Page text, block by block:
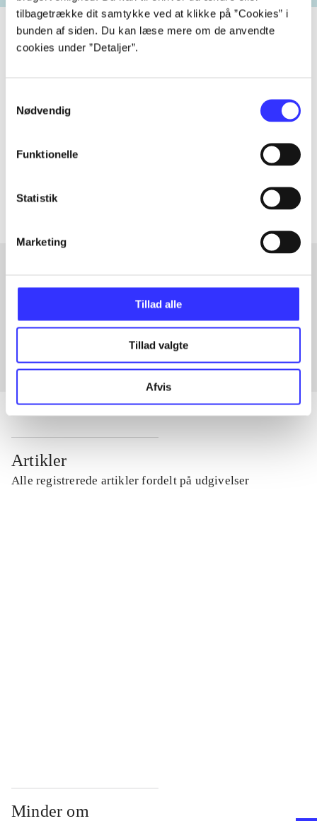
tilbagetrække dit samtykke ved at klikke på ”Cookies” i
bunden af siden. Du kan læse mere om de anvendte
cookies under ”Detaljer”.
Nødvendig
Funktionelle
Statistik
Marketing
Tillad alle
Tillad valgte
Afvis
Artikler med samme emner
Fra
Artikler
Alle registrerede artikler fordelt på udgivelser
Minder om